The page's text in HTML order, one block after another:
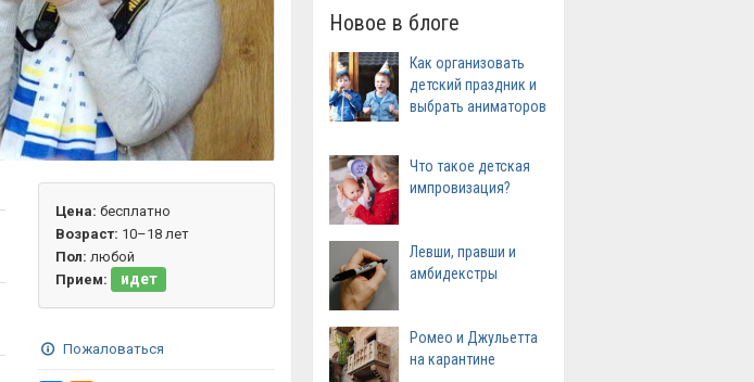
Цена: бесплатно
Возраст: 10–18 лет
Пол: любой
Прием:
идет
Пожаловаться
Новое в блоге
Как организовать
детский праздник и
выбрать аниматоров
Что такое детская
импровизация?
Левши, правши и
амбидекстры
Ромео и Джульетта
на карантине